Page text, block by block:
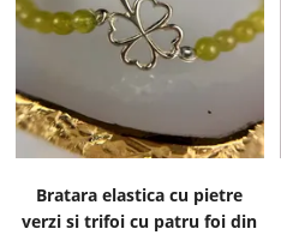
Bratara elastica cu pietre
verzi si trifoi cu patru foi din